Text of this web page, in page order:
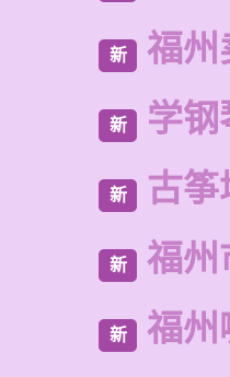
新 福州
新 学钢
新 古筝
新 福州
新 福州